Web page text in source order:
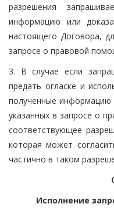
разрешения
информацию или
настоящего Договора,
запросе о правовой
3. В случае если
предать огласке и
полученные информацию
указанных в запросе о
соответствующее
которая может
частично в таком
Исполнение